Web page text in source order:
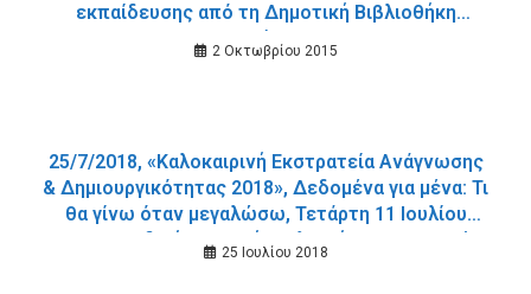
εκπαίδευσης από τη Δημοτική Βιβλιοθήκη
Χανίων.
2 Οκτωβρίου 2015
25/7/2018, «Καλοκαιρινή Εκστρατεία Ανάγνωσης
& Δημιουργικότητας 2018», Δεδομένα για μένα: Τι
θα γίνω όταν μεγαλώσω, Τετάρτη 11 Ιουλίου
2018, Παιδική Εφηβική Βιβλιοθήκη Δημοτικού
Κήπου Χανίων.
25 Ιουλίου 2018